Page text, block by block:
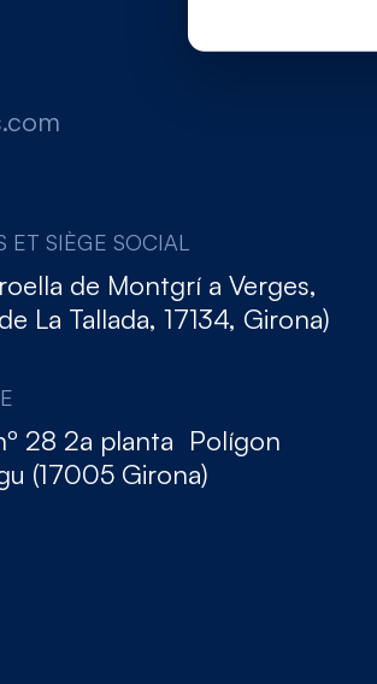
ET SIÈGE SOCIAL
de Montgrí a Verges,
La Tallada, 17134, Girona)
28 2a planta Polígon
(17005 Girona)